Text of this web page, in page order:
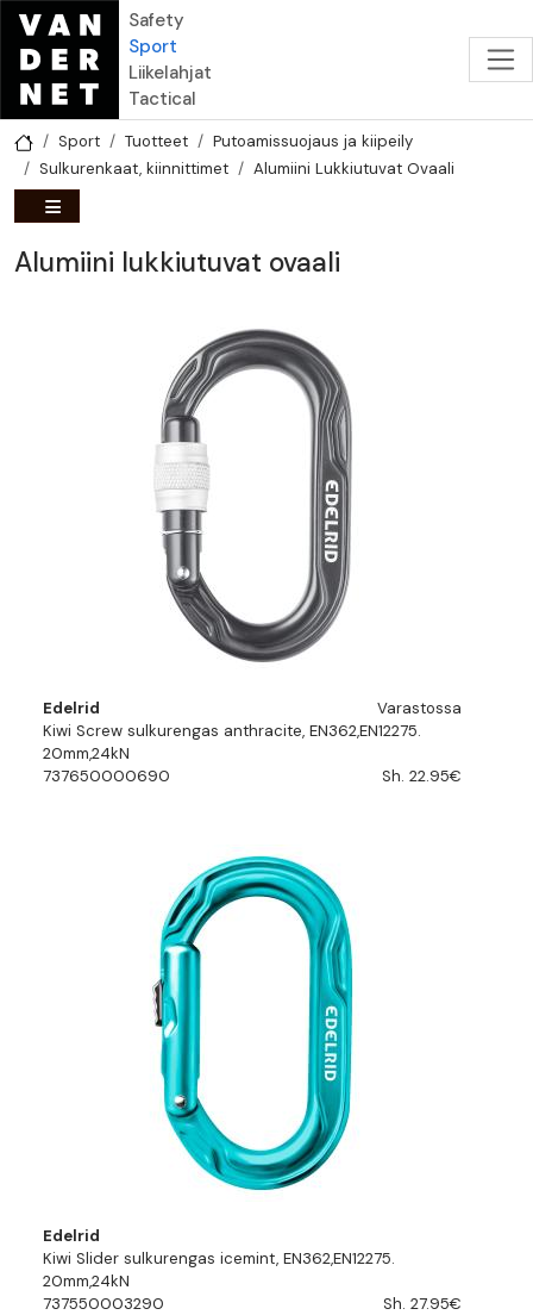
Hyppää pääsisältöön
Safety
Sport
Liikelahjat
Tactical
Sport Tuotteet
Putoamissuojaus ja kiipeily
Sulkurenkaat, kiinnittimet
Alumiini Lukkiutuvat Ovaali
Alumiini lukkiutuvat ovaali
Edelrid
Varastossa
Kiwi Screw sulkurengas anthracite, EN362,EN12275.
20mm,24kN
737650000690
Sh. 22.95€
Edelrid
Kiwi Slider sulkurengas icemint, EN362,EN12275.
20mm,24kN
737550003290
Sh. 27.95€